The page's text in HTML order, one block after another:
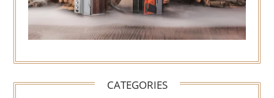
CATEGORIES